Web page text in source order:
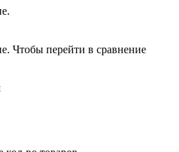
Чтобы перейти в сравнение